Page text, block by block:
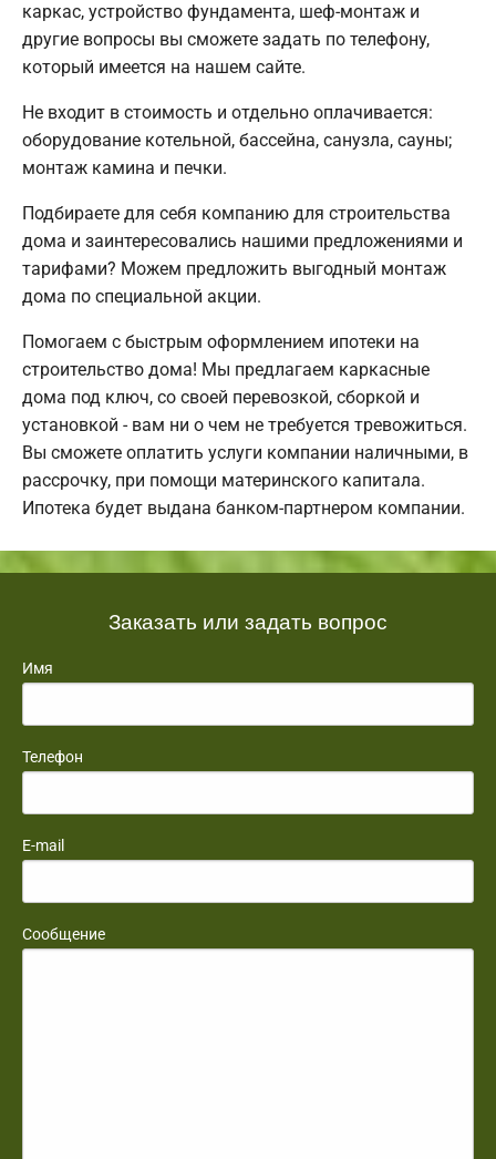
каркас, устройство фундамента, шеф-монтаж и
другие вопросы вы сможете задать по телефону,
который имеется на нашем сайте.
Не входит в стоимость и отдельно оплачивается:
оборудование котельной, бассейна, санузла, сауны;
монтаж камина и печки.
Подбираете для себя компанию для строительства
дома и заинтересовались нашими предложениями и
тарифами? Можем предложить выгодный монтаж
дома по специальной акции.
Помогаем с быстрым оформлением ипотеки на
строительство дома! Мы предлагаем каркасные
дома под ключ, со своей перевозкой, сборкой и
установкой - вам ни о чем не требуется тревожиться.
Вы сможете оплатить услуги компании наличными, в
рассрочку, при помощи материнского капитала.
Ипотека будет выдана банком-партнером компании.
Заказать или задать вопрос
Имя
Телефон
E-mail
Сообщение